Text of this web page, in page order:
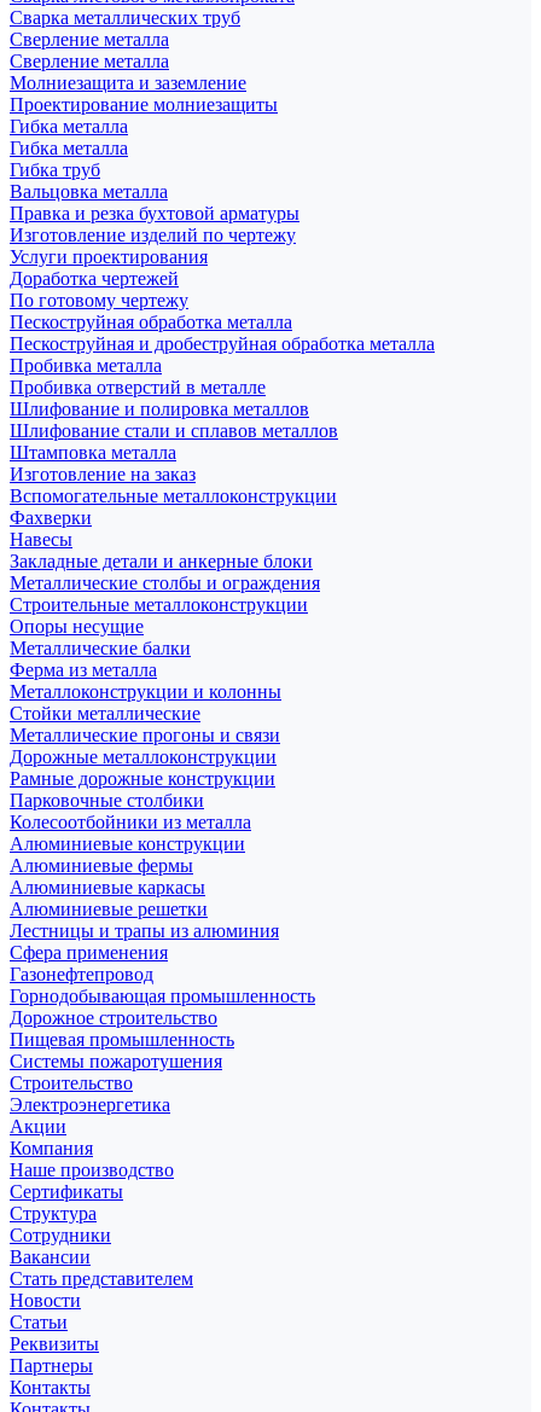
Сварка металлических труб
Сверление металла
Сверление металла
Молниезащита и заземление
Проектирование молниезащиты
Гибка металла
Гибка металла
Гибка труб
Вальцовка металла
Правка и резка бухтовой арматуры
Изготовление изделий по чертежу
Услуги проектирования
Доработка чертежей
По готовому чертежу
Пескоструйная обработка металла
Пескоструйная и дробеструйная обработка металла
Пробивка металла
Пробивка отверстий в металле
Шлифование и полировка металлов
Шлифование стали и сплавов металлов
Штамповка металла
Изготовление на заказ
Вспомогательные металлоконструкции
Фахверки
Навесы
Закладные детали и анкерные блоки
Металлические столбы и ограждения
Строительные металлоконструкции
Опоры несущие
Металлические балки
Ферма из металла
Металлоконструкции и колонны
Стойки металлические
Металлические прогоны и связи
Дорожные металлоконструкции
Рамные дорожные конструкции
Парковочные столбики
Колесоотбойники из металла
Алюминиевые конструкции
Алюминиевые фермы
Алюминиевые каркасы
Алюминиевые решетки
Лестницы и трапы из алюминия
Сфера применения
Газонефтепровод
Горнодобывающая промышленность
Дорожное строительство
Пищевая промышленность
Системы пожаротушения
Строительство
Электроэнергетика
Акции
Компания
Наше производство
Сертификаты
Структура
Сотрудники
Вакансии
Стать представителем
Новости
Статьи
Реквизиты
Партнеры
Контакты